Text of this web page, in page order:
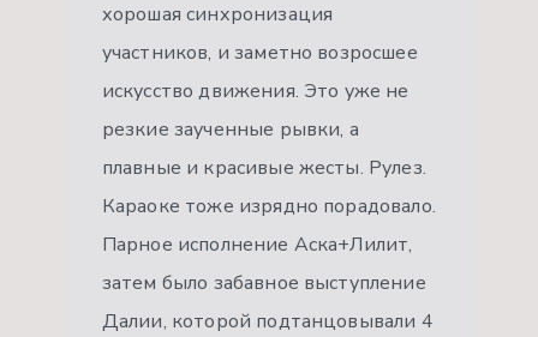
хорошая синхронизация
участников, и заметно возросшее
искусство движения. Это уже не
резкие заученные рывки, а
плавные и красивые жесты. Рулез.
Караоке тоже изрядно порадовало.
Парное исполнение Аска+Лилит,
затем было забавное выступление
Далии, которой подтанцовывали 4